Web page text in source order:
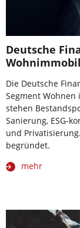
Deutsche
Die Deutsche
Segment Wohnen
stehen
Sanierung, ESG-
und
begründet.
mehr